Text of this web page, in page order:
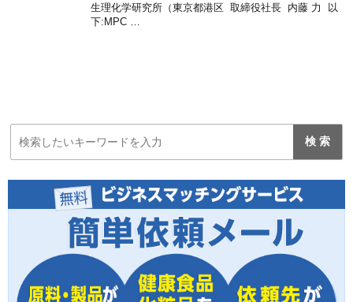
生理化学研究所（東京都港区 取締役社長 内藤 力 以
下:MPC …